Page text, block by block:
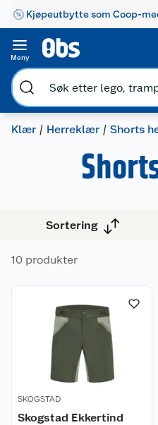
Kjøpeutbytte som Coop-
Meny
Klær Herreklær Shorts
Sortering
10 produkter
SKOGSTAD
Skogstad Ekkertind